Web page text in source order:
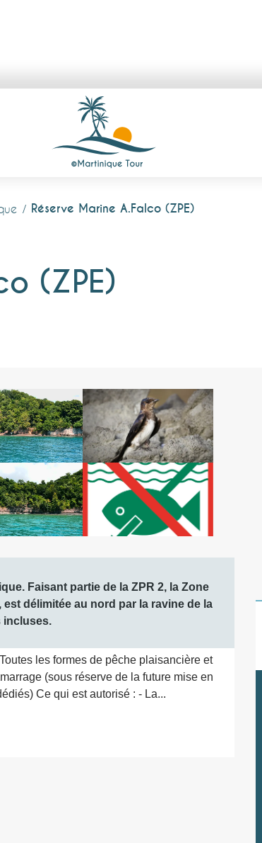
Réserve Marine A.Falco (ZPE)
(ZPE)
Faisant partie de la ZPR 2, la Zone
délimitée au nord par la ravine de la
incluses.
les formes de pêche plaisancière et
(sous réserve de la future mise en
Ce qui est autorisé : - La...